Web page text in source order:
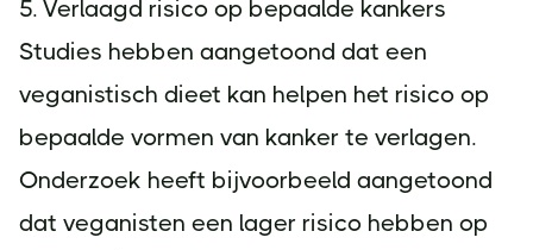
5. Verlaagd risico op bepaalde kankers
Studies hebben aangetoond dat een
veganistisch dieet kan helpen het risico op
bepaalde vormen van kanker te verlagen.
Onderzoek heeft bijvoorbeeld aangetoond
dat veganisten een lager risico hebben op